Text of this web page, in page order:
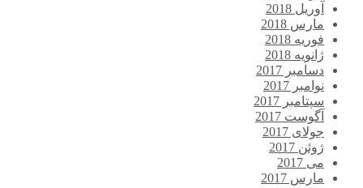
آوریل 2018
مارس 2018
فوریه 2018
ژانویه 2018
دسامبر 2017
نوامبر 2017
سپتامبر 2017
آگوست 2017
جولای 2017
ژوئن 2017
می 2017
مارس 2017